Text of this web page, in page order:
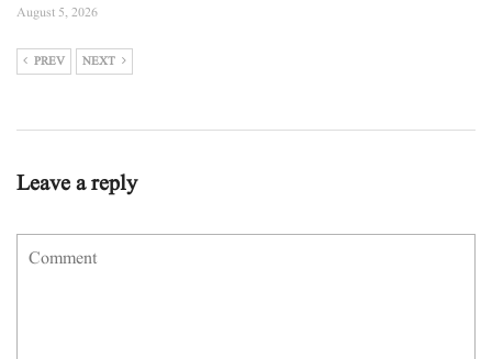
August 5, 2026
PREV NEXT
Leave a reply